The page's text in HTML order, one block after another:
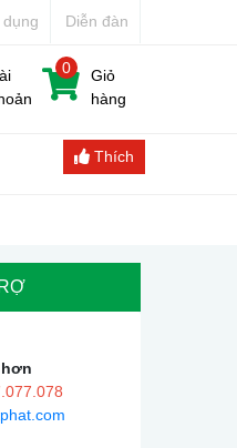
Diễn đàn
0
Giỏ
hàng
Thích